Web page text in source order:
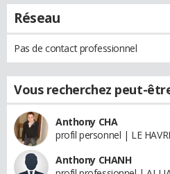
Réseau
Pas de contact professionnel
Vous recherchez peut-
Anthony CHA
profil personnel | LE
Anthony CHANH